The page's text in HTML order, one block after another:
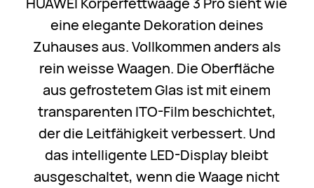
eine elegante Dekoration deines
Zuhauses aus. Vollkommen anders als
rein weisse Waagen. Die Oberfläche
aus gefrostetem Glas ist mit einem
transparenten ITO-Film beschichtet,
der die Leitfähigkeit verbessert. Und
das intelligente LED-Display bleibt
ausgeschaltet, wenn die Waage nicht